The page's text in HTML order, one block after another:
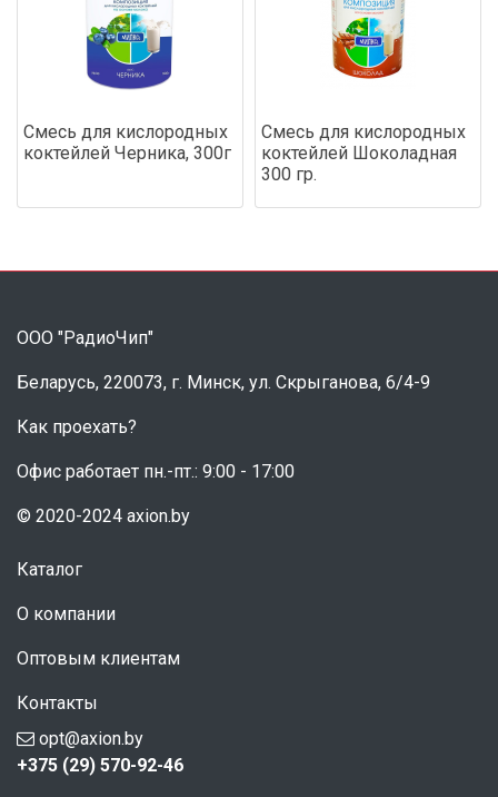
Смесь для кислородных
коктейлей Черника, 300г
Смесь для кислородных
коктейлей Шоколадная
300 гр.
ООО "РадиоЧип"
Беларусь, 220073, г. Минск, ул. Скрыганова, 6/4-9
Как проехать?
Офис работает пн.-пт.: 9:00 - 17:00
© 2020-2024 axion.by
Каталог
О компании
Оптовым клиентам
Контакты
opt@axion.by
+375 (29) 570-92-46